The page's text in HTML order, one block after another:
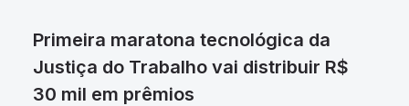
Primeira maratona tecnológica da
Justiça do Trabalho vai distribuir R$
30 mil em prêmios